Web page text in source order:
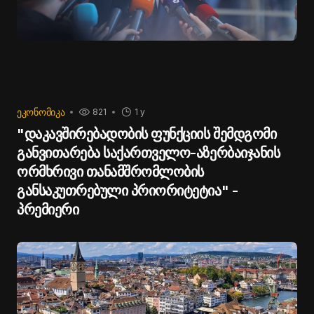
ᲔᲙᲝᲜᲝᲛᲘᲙᲐ 1 y
821
"დაკავშირებადობის ფუნქციის შემდგომი
განვითარება საქართველო-აზერბაიჯანის
ორმხრივი თანამშრომლობის
განსაკუთრებული პრიორიტეტია" -
პრემიერი